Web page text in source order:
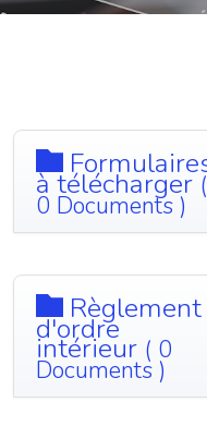
à télécharger(
0 Documents )
Règlement
d'ordre
intérieur ( 0
Documents )